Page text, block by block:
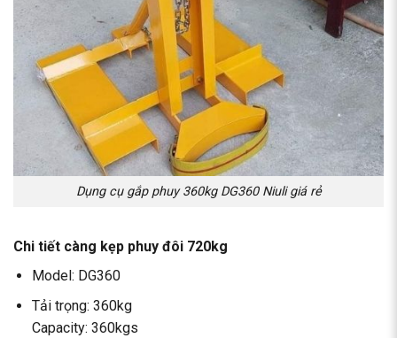
Dụng cụ gắp phuy 360kg DG360 Niuli giá rẻ
Chi tiết càng kẹp phuy đôi 720kg
Model: DG360
Tải trọng: 360kg
Capacity: 360kgs